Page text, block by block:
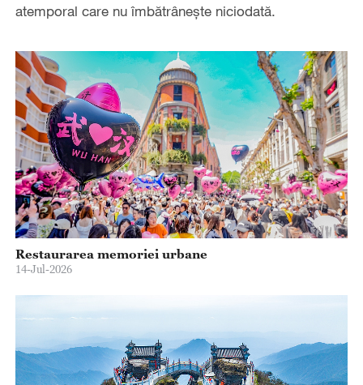
atemporal care nu îmbătrânește niciodată.
Restaurarea memoriei urbane
14-Jul-2026